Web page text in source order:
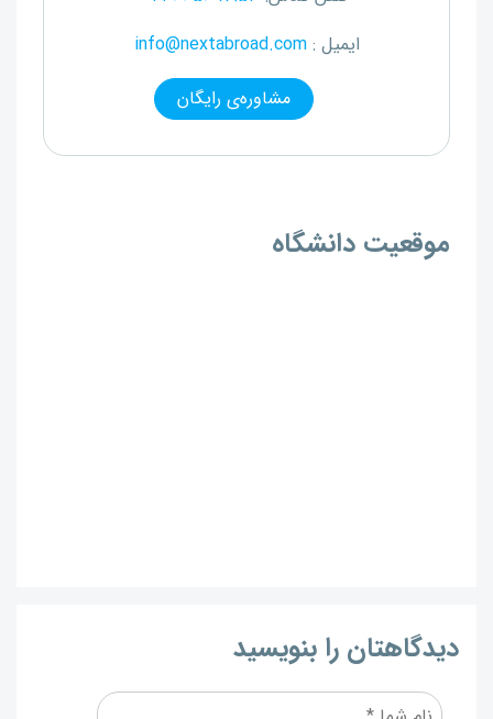
ایمیل :info@nextabroad.com
مشاوره‌ی رایگان
موقعیت دانشگاه
دیدگاهتان را بنویسید